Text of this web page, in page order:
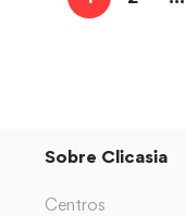
Sobre Clicasia
Centros